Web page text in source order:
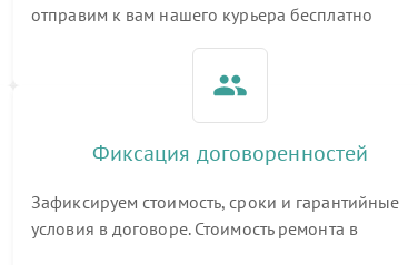
отправим к вам нашего курьера бесплатно
Фиксация договоренностей
Зафиксируем стоимость, сроки и гарантийные
условия в договоре. Стоимость ремонта в